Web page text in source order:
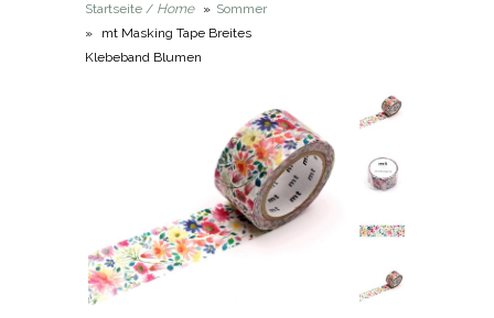
Startseite / Home » Sommer
»
mt Masking Tape Breites
Klebeband Blumen